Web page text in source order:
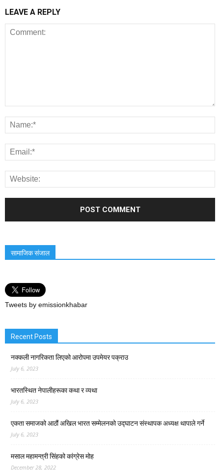
LEAVE A REPLY
सामाजिक संजाल
Tweets by emissionkhabar
Recent Posts
नक्कली नागरिकता लिएको आरोपमा उपमेयर पक्राउ
July 6, 2023
भारतस्थित नेपालीहरूका कथा र व्यथा
July 6, 2023
एकता समाजको आठौं अखिल भारत सम्मेलनको उद्घाटन संस्थापक अध्यक्ष थापाले गर्ने
July 6, 2023
मसाल महामन्त्री सिंहको कांग्रेस मोह
December 28, 2022